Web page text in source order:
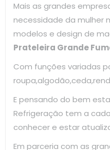
Mais as grandes
necessidade da mulher
modelos e design de
Prateleira Grande
Com funções variadas
E pensando do bem
Refrigeração tem a
conhecer e estar
Em parceria com as